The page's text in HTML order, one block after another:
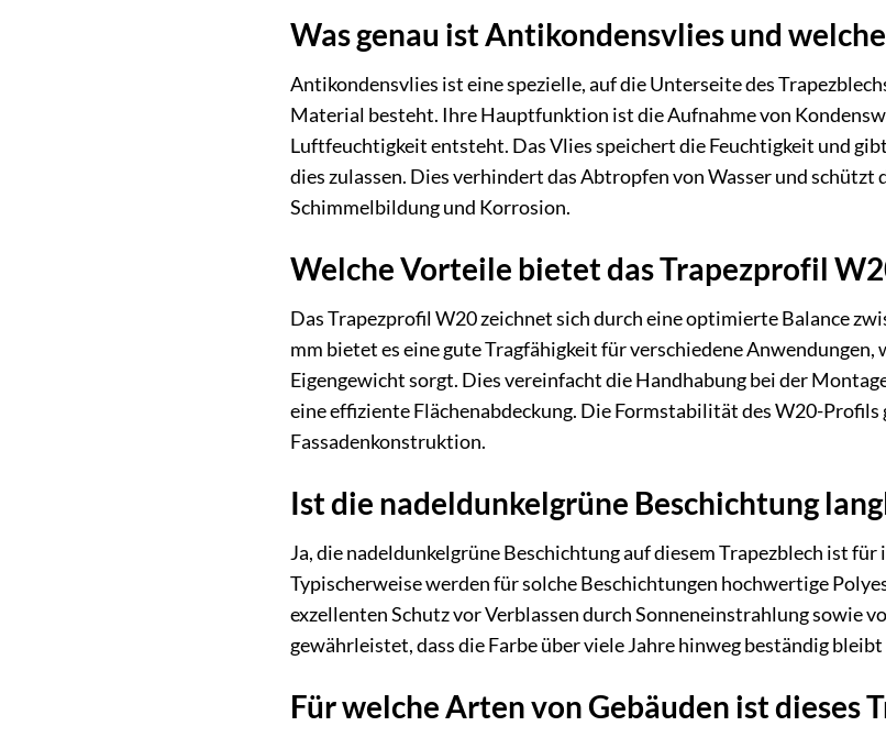
Was genau ist Antikondensvlies und
Antikondensvlies ist eine spezielle, auf die Unterseite des
Material besteht. Ihre Hauptfunktion ist die Aufnahme von
Luftfeuchtigkeit entsteht. Das Vlies speichert die Feuchtigkeit und
dies zulassen. Dies verhindert das Abtropfen von Wasser und
Schimmelbildung und Korrosion.
Welche Vorteile bietet das Trapezprofil
Das Trapezprofil W20 zeichnet sich durch eine optimierte Balance
mm bietet es eine gute Tragfähigkeit für verschiedene
Eigengewicht sorgt. Dies vereinfacht die Handhabung bei der
eine effiziente Flächenabdeckung. Die Formstabilität des W20-
Fassadenkonstruktion.
Ist die nadeldunkelgrüne Beschichtung
Ja, die nadeldunkelgrüne Beschichtung auf diesem Trapezblech ist
Typischerweise werden für solche Beschichtungen hochwertige
exzellenten Schutz vor Verblassen durch Sonneneinstrahlung sowie
gewährleistet, dass die Farbe über viele Jahre hinweg beständig
Für welche Arten von Gebäuden ist dieses